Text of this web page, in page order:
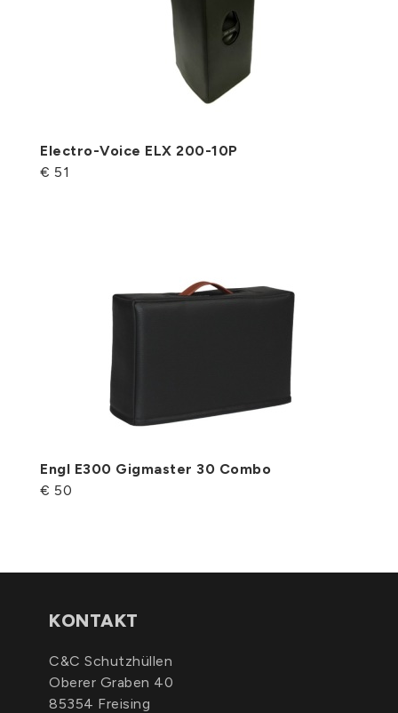
Electro-Voice ELX 200-10P
€ 51
Engl E300 Gigmaster 30 Combo
€ 50
KONTAKT
C&C Schutzhüllen
Oberer Graben 40
85354 Freising